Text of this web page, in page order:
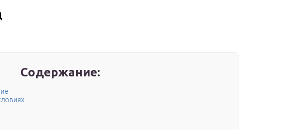
Содержание: